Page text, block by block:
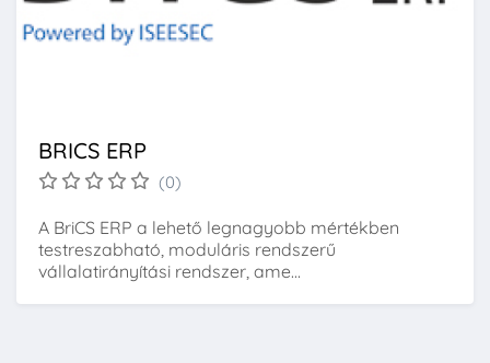
BRICS ERP
(0)
A BriCS ERP a lehető legnagyobb mértékben
testreszabható, moduláris rendszerű
vállalatirányítási rendszer, ame...